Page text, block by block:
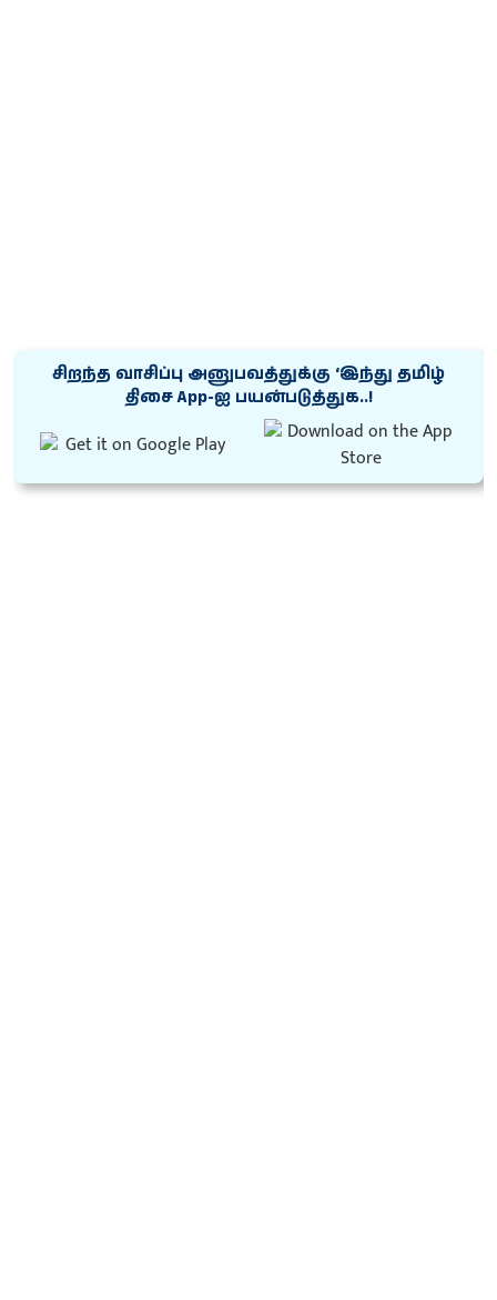
சிறந்த வாசிப்பு அனுபவத்துக்கு ‘இந்து தமிழ்
திசை App-ஐ பயன்படுத்துக..!